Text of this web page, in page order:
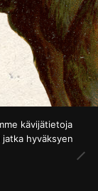
kävijätietoja
jatka hyväksyen